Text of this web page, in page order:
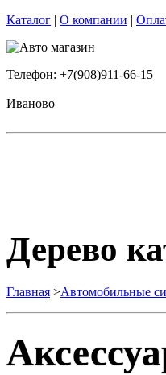
Каталог | О компании |
Телефон: +7(908)911-66-15
Иваново
Дерево
Главная >Автомобильные